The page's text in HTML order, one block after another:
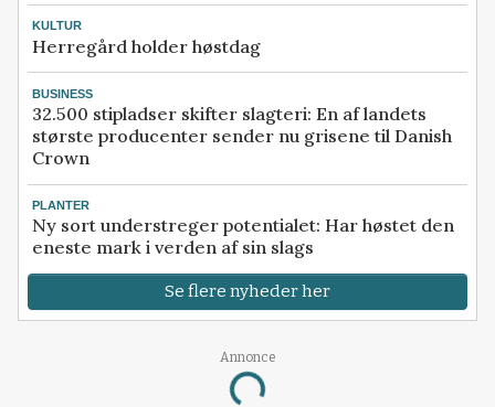
KULTUR
Herregård holder høstdag
BUSINESS
32.500 stipladser skifter slagteri: En af landets
største producenter sender nu grisene til Danish
Crown
PLANTER
Ny sort understreger potentialet: Har høstet den
eneste mark i verden af sin slags
Se flere nyheder her
Annonce
Loading...